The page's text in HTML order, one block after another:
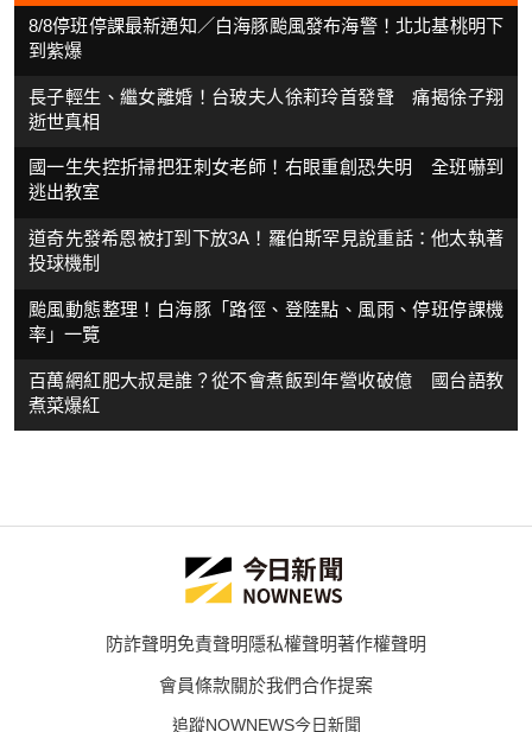
8/8停班停課最新通知／白海豚颱風發布海警！北北基桃明下
到紫爆
長子輕生、繼女離婚！台玻夫人徐莉玲首發聲 痛揭徐子翔
逝世真相
國一生失控折掃把狂刺女老師！右眼重創恐失明 全班嚇到
逃出教室
道奇先發希恩被打到下放3A！羅伯斯罕見說重話：他太執著
投球機制
颱風動態整理！白海豚「路徑、登陸點、風雨、停班停課機
率」一覽
百萬網紅肥大叔是誰？從不會煮飯到年營收破億 國台語教
煮菜爆紅
防詐聲明免責聲明隱私權聲明著作權聲明
會員條款關於我們合作提案
追蹤NOWNEWS今日新聞